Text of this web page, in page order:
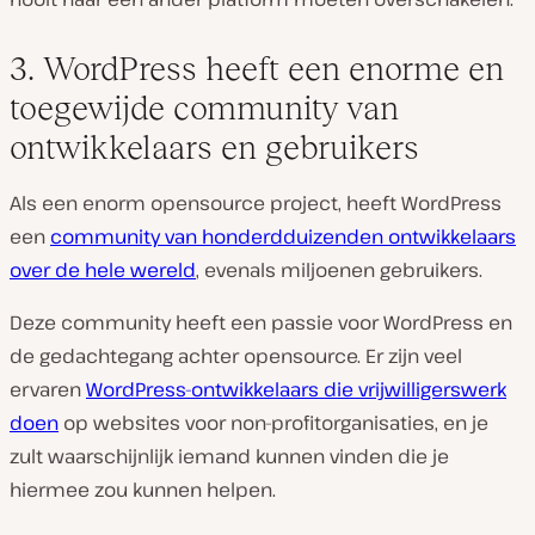
3. WordPress heeft een enorme en
toegewijde community van
ontwikkelaars en gebruikers
Als een enorm opensource project, heeft WordPress
een community van honderdduizenden ontwikkelaars
over de hele wereld, evenals miljoenen gebruikers.
Deze community heeft een passie voor WordPress en
de gedachtegang achter opensource. Er zijn veel
ervarenWordPress-ontwikkelaars die vrijwilligerswerk
doen op websites voor non-profitorganisaties, en je
zult waarschijnlijk iemand kunnen vinden die je
hiermee zou kunnen helpen.